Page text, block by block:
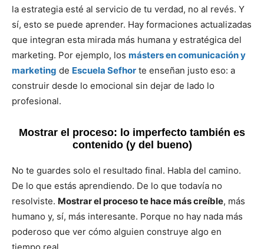
la estrategia esté al servicio de tu verdad, no al revés. Y
sí, esto se puede aprender. Hay formaciones actualizadas
que integran esta mirada más humana y estratégica del
marketing. Por ejemplo, los másters en comunicación y
marketing de Escuela Sefhor te enseñan justo eso: a
construir desde lo emocional sin dejar de lado lo
profesional.
Mostrar el proceso: lo imperfecto también es
contenido (y del bueno)
No te guardes solo el resultado final. Habla del camino.
De lo que estás aprendiendo. De lo que todavía no
resolviste. Mostrar el proceso te hace más creíble, más
humano y, sí, más interesante. Porque no hay nada más
poderoso que ver cómo alguien construye algo en